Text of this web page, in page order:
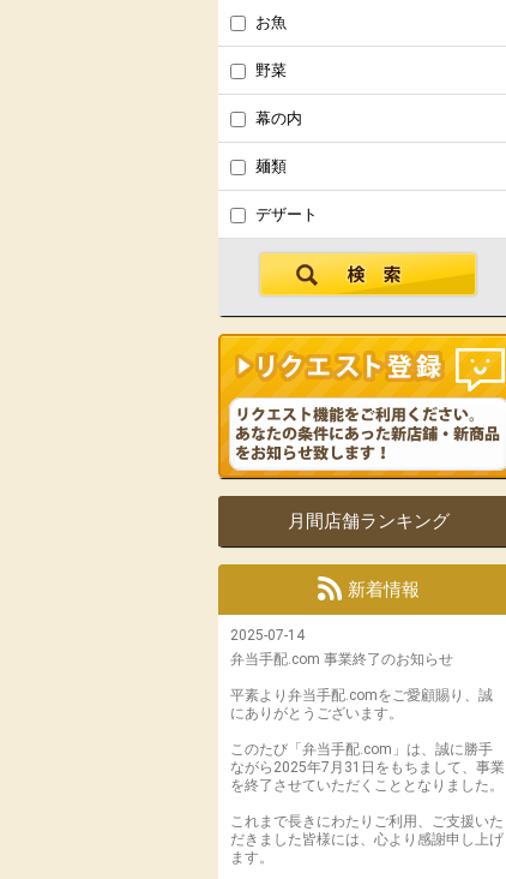
お魚
野菜
幕の内
麺類
デザート
月間店舗ランキング
新着情報
2025-07-14
弁当手配.com 事業終了のお知らせ
平素より弁当手配.comをご愛顧賜り、誠
にありがとうございます。
このたび「弁当手配.com」は、誠に勝手
ながら2025年7月31日をもちまして、事業
を終了させていただくこととなりました。
これまで長きにわたりご利用、ご支援いた
だきました皆様には、心より感謝申し上げ
ます。